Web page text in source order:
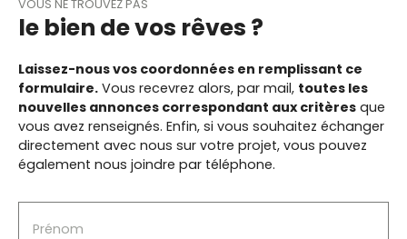
VOUS NE TROUVEZ PAS
le bien de vos rêves ?
Laissez-nous vos coordonnées en remplissant ce
formulaire. Vous recevrez alors, par mail, toutes les
nouvelles annonces correspondant aux critères que
vous avez renseignés. Enfin, si vous souhaitez échanger
directement avec nous sur votre projet, vous pouvez
également nous joindre par téléphone.
Prénom